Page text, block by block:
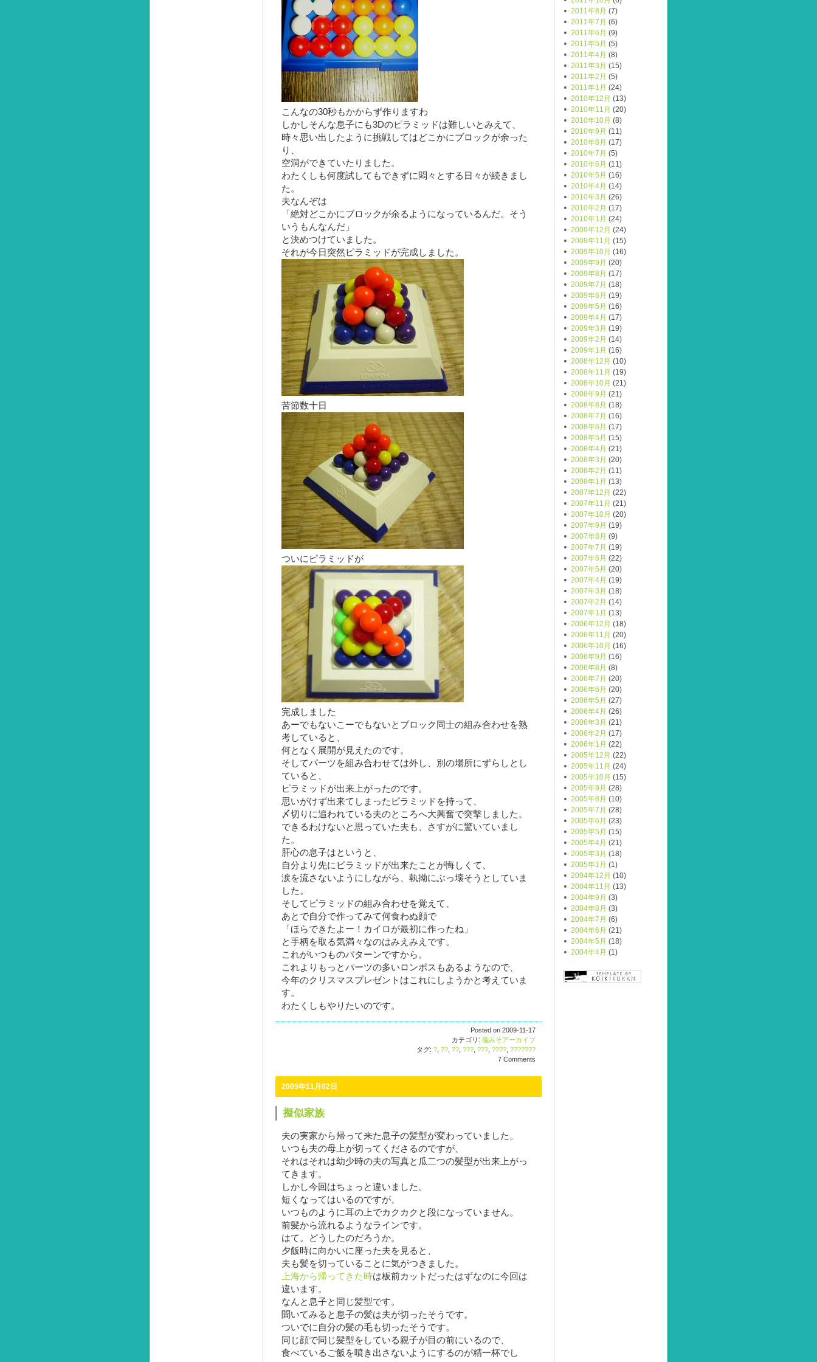
こんなの30秒もかからず作りますわ
しかしそんな息子にも3Dのピラミッドは難しいとみえて、
時々思い出したように挑戦してはどこかにブロックが余った
り、
空洞ができていたりました。
わたくしも何度試してもできずに悶々とする日々が続きまし
た。
夫なんぞは
「絶対どこかにブロックが余るようになっているんだ。そう
いうもんなんだ」
と決めつけていました。
それが今日突然ピラミッドが完成しました。
苦節数十日
ついにピラミッドが
完成しました
あーでもないこーでもないとブロック同士の組み合わせを熟
考していると、
何となく展開が見えたのです。
そしてパーツを組み合わせては外し、別の場所にずらしとし
ていると、
ピラミッドが出来上がったのです。
思いがけず出来てしまったピラミッドを持って、
〆切りに追われている夫のところへ大興奮で突撃しました。
できるわけないと思っていた夫も、さすがに驚いていまし
た。
肝心の息子はというと、
自分より先にピラミッドが出来たことが悔しくて、
涙を流さないようにしながら、執拗にぶっ壊そうとしていま
した。
そしてピラミッドの組み合わせを覚えて、
あとで自分で作ってみて何食わぬ顔で
「ほらできたよー！カイロが最初に作ったね」
と手柄を取る気満々なのはみえみえです。
これがいつものパターンですから。
これよりもっとパーツの多いロンポスもあるようなので、
今年のクリスマスプレゼントはこれにしようかと考えていま
す。
わたくしもやりたいのです。
Posted on 2009-11-17
カテゴリ: 脳みそアーカイブ
タグ: ? ?? ?? ??? ??? ???? ???????
7 Comments
2009年11月02日
擬似家族
夫の実家から帰って来た息子の髪型が変わっていました。
いつも夫の母上が切ってくださるのですが、
それはそれは幼少時の夫の写真と瓜二つの髪型が出来上がっ
てきます。
しかし今回はちょっと違いました。
短くなってはいるのですが、
いつものように耳の上でカクカクと段になっていません。
前髪から流れるようなラインです。
はて。どうしたのだろうか。
夕飯時に向かいに座った夫を見ると、
夫も髪を切っていることに気がつきました。
上海から帰ってきた時は板前カットだったはずなのに今回は
違います。
なんと息子と同じ髪型です。
聞いてみると息子の髪は夫が切ったそうです。
ついでに自分の髪の毛も切ったそうです。
同じ顔で同じ髪型をしている親子が目の前にいるので、
食べているご飯を噴き出さないようにするのが精一杯でし
2011年8月 (7)
2011年7月 (6)
2011年6月 (9)
2011年5月 (5)
2011年4月 (8)
2011年3月 (15)
2011年2月 (5)
2011年1月 (24)
2010年12月 (13)
2010年11月 (20)
2010年10月 (8)
2010年9月 (11)
2010年8月 (17)
2010年7月 (5)
2010年6月 (11)
2010年5月 (16)
2010年4月 (14)
2010年3月 (26)
2010年2月 (17)
2010年1月 (24)
2009年12月 (24)
2009年11月 (15)
2009年10月 (16)
2009年9月 (20)
2009年8月 (17)
2009年7月 (18)
2009年6月 (19)
2009年5月 (16)
2009年4月 (17)
2009年3月 (19)
2009年2月 (14)
2009年1月 (16)
2008年12月 (10)
2008年11月 (19)
2008年10月 (21)
2008年9月 (21)
2008年8月 (18)
2008年7月 (16)
2008年6月 (17)
2008年5月 (15)
2008年4月 (21)
2008年3月 (20)
2008年2月 (11)
2008年1月 (13)
2007年12月 (22)
2007年11月 (21)
2007年10月 (20)
2007年9月 (19)
2007年8月 (9)
2007年7月 (19)
2007年6月 (22)
2007年5月 (20)
2007年4月 (19)
2007年3月 (18)
2007年2月 (14)
2007年1月 (13)
2006年12月 (18)
2006年11月 (20)
2006年10月 (16)
2006年9月 (16)
2006年8月 (8)
2006年7月 (20)
2006年6月 (20)
2006年5月 (27)
2006年4月 (26)
2006年3月 (21)
2006年2月 (17)
2006年1月 (22)
2005年12月 (22)
2005年11月 (24)
2005年10月 (15)
2005年9月 (28)
2005年8月 (10)
2005年7月 (28)
2005年6月 (23)
2005年5月 (15)
2005年4月 (21)
2005年3月 (18)
2005年1月 (1)
2004年12月 (10)
2004年11月 (13)
2004年9月 (3)
2004年8月 (3)
2004年7月 (6)
2004年6月 (21)
2004年5月 (18)
2004年4月 (1)